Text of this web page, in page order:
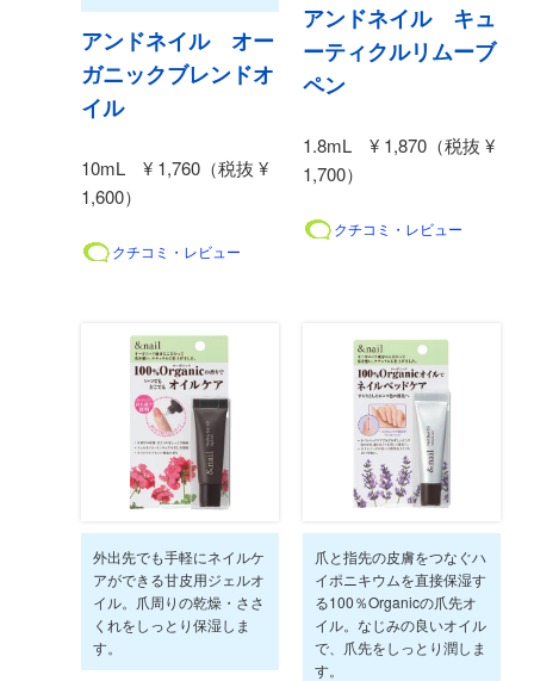
アンドネイル オー
ガニックブレンドオ
イル
10mL ¥ 1,760（税抜 ¥
1,600）
クチコミ・レビュー
アンドネイル キュ
ーティクルリムーブ
ペン
1.8mL ¥ 1,870（税抜 ¥
1,700）
クチコミ・レビュー
外出先でも手軽にネイルケ
アができる甘皮用ジェルオ
イル。爪周りの乾燥・ささ
くれをしっとり保湿しま
す。
爪と指先の皮膚をつなぐハ
イポニキウムを直接保湿す
る100％Organicの爪先オ
イル。なじみの良いオイル
で、爪先をしっとり潤しま
す。